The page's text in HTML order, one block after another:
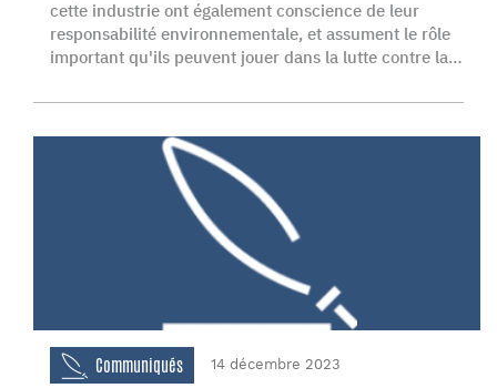
cette industrie ont également conscience de leur
responsabilité environnementale, et assument le rôle
important qu'ils peuvent jouer dans la lutte contre la…
Communiqués 14 décembre 2023